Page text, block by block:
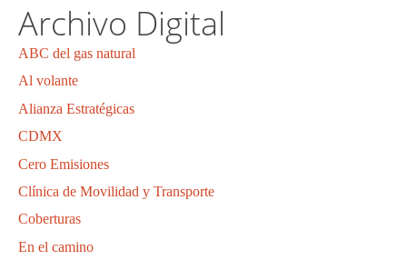
Archivo Digital
ABC del gas natural
Al volante
Alianza Estratégicas
CDMX
Cero Emisiones
Clínica de Movilidad y Transporte
Coberturas
En el camino